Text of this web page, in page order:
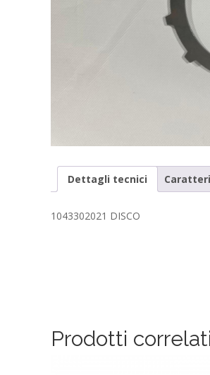
Dettagli tecnici
1043302021 DISCO
Prodotti correlati